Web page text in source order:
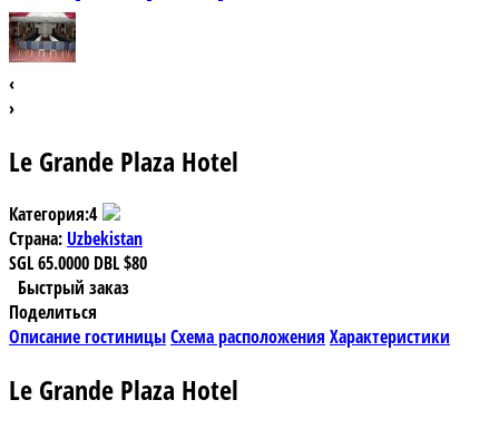
‹
›
Le Grande Plaza Hotel
Категория:4
Страна: Uzbekistan
SGL65.0000 DBL$80
Быстрый заказ
Поделиться
Описание гостиницыСхема расположения Характеристики
Le Grande Plaza Hotel